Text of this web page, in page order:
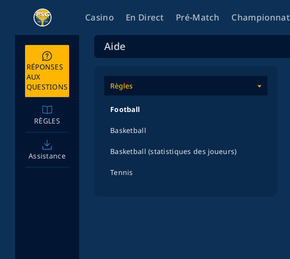
Casino En Direct Pré-Match
Aide
RÉPONSES
AUX
QUESTIONS
RÈGLES
Assistance
Règles
Football
Basketball
Basketball (statistiques des joueurs)
Tennis